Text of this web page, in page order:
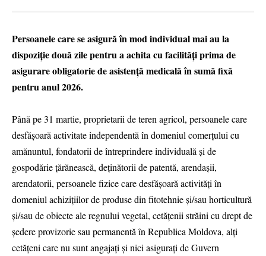
Persoanele care se asigură în mod individual mai au la
dispoziție două zile pentru a achita cu facilități prima de
asigurare obligatorie de asistenţă medicală în sumă fixă
pentru anul 2026.
Până pe 31 martie, proprietarii de teren agricol, persoanele care
desfășoară activitate independentă în domeniul comerțului cu
amănuntul, fondatorii de întreprindere individuală și de
gospodărie țărănească, deținătorii de patentă, arendașii,
arendatorii, persoanele fizice care desfășoară activități în
domeniul achizițiilor de produse din fitotehnie și/sau horticultură
și/sau de obiecte ale regnului vegetal, cetățenii străini cu drept de
ședere provizorie sau permanentă în Republica Moldova, alți
cetățeni care nu sunt angajați și nici asigurați de Guvern